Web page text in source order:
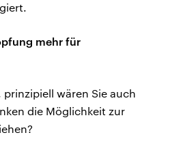
mehr für
prinzipiell wären Sie auch
die Möglichkeit zur